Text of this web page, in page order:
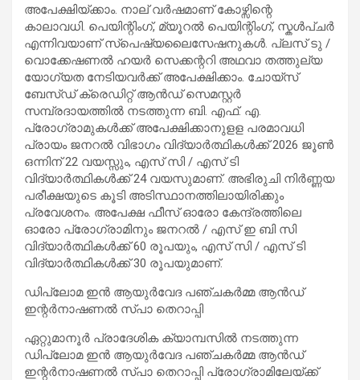
അപേക്ഷിയ്ക്കാം. നാല് വർഷമാണ് കോഴ്സിന്റെ
കാലാവധി. പെയിന്റിംഗ്, മ്യൂറൽ പെയിന്റിംഗ്, സ്കൾപ്ചർ
എന്നിവയാണ് സ്പെഷ്യലൈസേഷനുകൾ. പ്ലസ് ടു /
വൊക്കേഷണൽ ഹയർ സെക്കന്ററി അഥവാ തത്തുല്യ
യോഗ്യത നേടിയവർക്ക് അപേക്ഷിക്കാം. ചോയ്സ്
ബേസ്ഡ് ക്രെഡിറ്റ് ആൻഡ് സെമസ്റ്റർ
സമ്പ്രദായത്തിൽ നടത്തുന്ന ബി. എഫ്. എ.
പ്രോഗ്രാമുകൾക്ക് അപേക്ഷിക്കാനുളള പരമാവധി
പ്രായം ജനറല്‍ വിഭാഗം വിദ്യാര്‍ത്ഥികള്‍ക്ക് 2026 ജൂൺ
ഒന്നിന് 22 വയസ്സും, എസ് സി / എസ് ടി
വിദ്യാര്‍ത്ഥികള്‍ക്ക് 24 വയസുമാണ്‌. അഭിരുചി നിർണ്ണയ
പരീക്ഷയുടെ കൂടി അടിസ്ഥാനത്തിലായിരിക്കും
പ്രവേശനം. അപേക്ഷ ഫീസ് ഓരോ കേന്ദ്രത്തിലെ
ഓരോ പ്രോഗ്രാമിനും ജനറല്‍ / എസ് ഇ ബി സി
വിദ്യാര്‍ത്ഥികള്‍ക്ക് 60 രൂപയും, എസ് സി / എസ് ടി
വിദ്യാര്‍ത്ഥികള്‍ക്ക് 30 രൂപയുമാണ്.
ഡിപ്ലോമ ഇന്‍ ആയുർവേദ പഞ്ചകർമ്മ ആൻഡ്
ഇന്റർനാഷണൽ സ്പാ തെറാപ്പി
ഏറ്റുമാനൂർ പ്രാദേശിക ക്യാമ്പസില്‍ നടത്തുന്ന
ഡിപ്ലോമ ഇൻ ആയുർവേദ പഞ്ചകർമ്മ ആൻഡ്
ഇന്റർനാഷണൽ സ്പാ തെറാപ്പി പ്രോഗ്രാമിലേയ്ക്ക്